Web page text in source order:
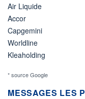
Air Liquide
Accor
Capgemini
Worldline
Kleaholding
* source Google
MESSAGES LES